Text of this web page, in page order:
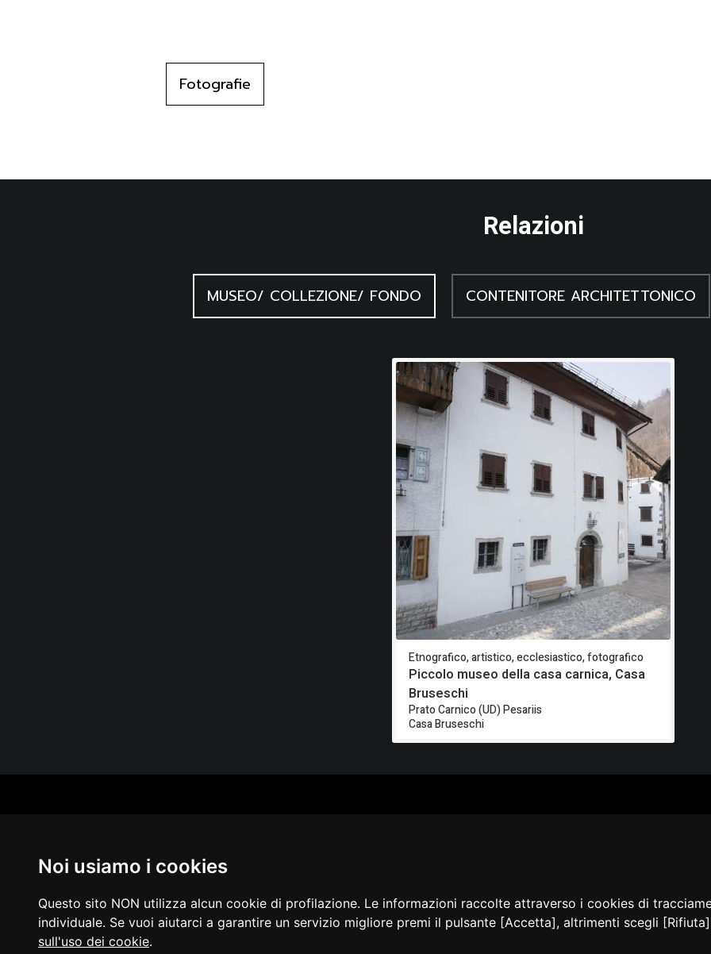
Noi usiamo i cookies
Questo sito NON utilizza alcun cookie di profilazione. Le informazioni raccolte attraverso i cookies di
individuale. Se vuoi aiutarci a garantire un servizio migliore premi il pulsante [Accetta], altrimenti scegli
sull'uso dei cookie.
Fotografie
Relazioni
MUSEO/ COLLEZIONE/ FONDO CONTENITORE ARCHITETTONICO
Etnografico, artistico, ecclesiastico, fotografico
Piccolo museo della casa carnica, Casa
Bruseschi
Prato Carnico (UD) Pesariis
Casa Bruseschi
PUBBLICAZIONI
Convegni, seminari,
AMMER